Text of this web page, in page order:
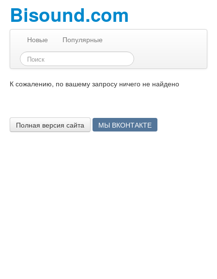
Bisound.com
Новые Популярные
К сожалению, по вашему запросу ничего не найдено
Полная версия сайта МЫ ВКОНТАКТЕ